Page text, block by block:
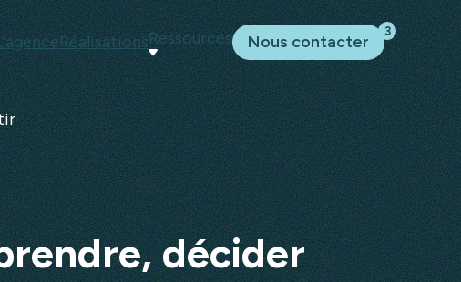
3
RéalisationsRessources Nous contacter
décider